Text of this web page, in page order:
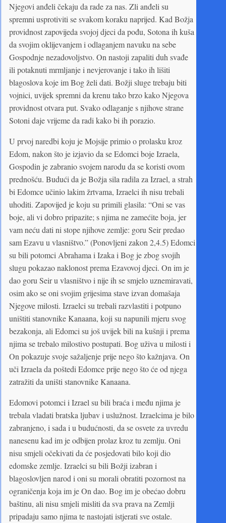
Njegovi anđeli čekaju da rade za nas. Zli anđeli su
spremni usprotiviti se svakom koraku naprijed. Kad Božja
providnost zapovijeda svojoj djeci da pođu, Sotona ih kuša
da svojim oklijevanjem i odlaganjem navuku na sebe
Gospodnje nezadovoljstvo. On nastoji zapaliti duh svađe
ili potaknuti mrmljanje i nevjerovanje i tako ih lišiti
blagoslova koje im Bog želi dati. Božji sluge trebaju biti
vojnici, uvijek spremni da krenu tako brzo kako Njegova
providnost otvara put. Svako odlaganje s njihove strane
Sotoni daje vrijeme da radi kako bi ih porazio.
U prvoj naredbi koju je Mojsije primio o prolasku kroz
Edom, nakon što je izjavio da se Edomci boje Izraela,
Gospodin je zabranio svojem narodu da se koristi ovom
prednošću. Budući da je Božja sila radila za Izrael, a strah
bi Edomce učinio lakim žrtvama, Izraelci ih nisu trebali
uhoditi. Zapovijed je koju su primili glasila: “Oni se vas
boje, ali vi dobro pripazite; s njima ne zamećite boja, jer
vam neću dati ni stope njihove zemlje: goru Seir predao
sam Ezavu u vlasništvo.” (Ponovljeni zakon 2,4.5) Edomci
su bili potomci Abrahama i Izaka i Bog je zbog svojih
slugu pokazao naklonost prema Ezavovoj djeci. On im je
dao goru Seir u vlasništvo i nije ih se smjelo uznemiravati,
osim ako se oni svojim grijesima stave izvan domašaja
Njegove milosti. Izraelci su trebali razvlastiti i potpuno
uništiti stanovnike Kanaana, koji su napunili mjeru svog
bezakonja, ali Edomci su još uvijek bili na kušnji i prema
njima se trebalo milostivo postupati. Bog uživa u milosti i
On pokazuje svoje sažaljenje prije nego što kažnjava. On
uči Izraela da poštedi Edomce prije nego što će od njega
zatražiti da uništi stanovnike Kanaana.
Edomovi potomci i Izrael su bili braća i među njima je
trebala vladati bratska ljubav i uslužnost. Izraelcima je bilo
zabranjeno, i sada i u budućnosti, da se osvete za uvredu
nanesenu kad im je odbijen prolaz kroz tu zemlju. Oni
nisu smjeli očekivati da će posjedovati bilo koji dio
edomske zemlje. Izraelci su bili Božji izabran i
blagoslovljen narod i oni su morali obratiti pozornost na
ograničenja koja im je On dao. Bog im je obećao dobru
baštinu, ali nisu smjeli misliti da sva prava na Zemlji
pripadaju samo njima te nastojati istjerati sve ostale.